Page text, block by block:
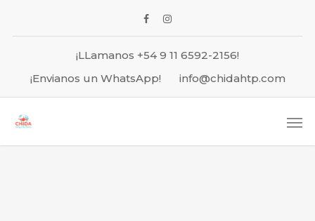
¡LLamanos +54 9 11 6592-2156!
¡Envianos un WhatsApp!
info@chidahtp.com